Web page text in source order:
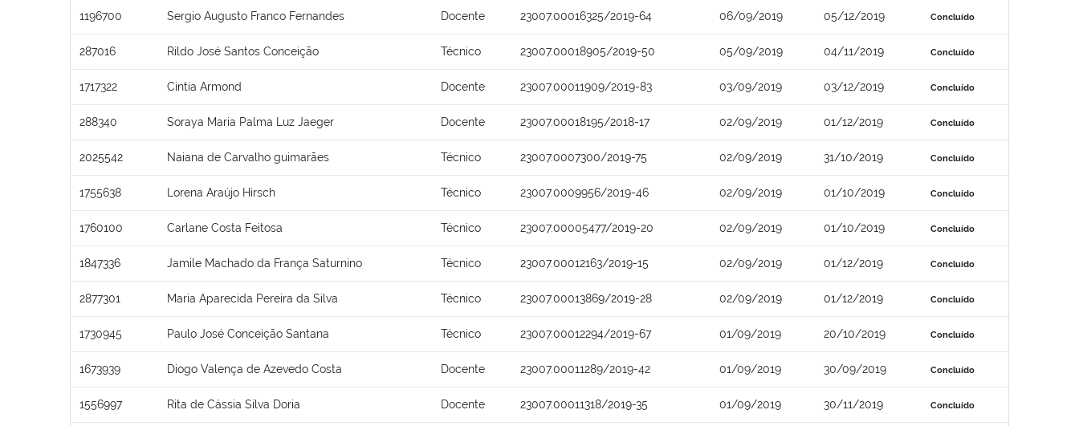
1196700 Sergio Augusto Franco Fernandes Docente 23007.00016325/2019-64 06/09/2019 05/12/2019 Concluído
287016 Rildo José Santos Conceição Técnico 23007.00018905/2019-50 05/09/2019 04/11/2019 Concluído
1717322 Cintia Armond Docente 23007.00011909/2019-83 03/09/2019 03/12/2019 Concluído
288340 Soraya Maria Palma Luz Jaeger Docente 23007.00018195/2018-17 02/09/2019 01/12/2019 Concluído
2025542 Naiana de Carvalho guimarães Técnico 23007.0007300/2019-75 02/09/2019 31/10/2019 Concluído
1755638 Lorena Araújo Hirsch Técnico 23007.0009956/2019-46 02/09/2019 01/10/2019 Concluído
1760100 Carlane Costa Feitosa Técnico 23007.00005477/2019-20 02/09/2019 01/10/2019 Concluído
1847336 Jamile Machado da França Saturnino Técnico 23007.00012163/2019-15 02/09/2019 01/12/2019 Concluído
2877301 Maria Aparecida Pereira da Silva Técnico 23007.00013869/2019-28 02/09/2019 01/12/2019 Concluído
1730945 Paulo José Conceição Santana Técnico 23007.00012294/2019-67 01/09/2019 20/10/2019 Concluído
1673939 Diogo Valença de Azevedo Costa Docente 23007.00011289/2019-42 01/09/2019 30/09/2019 Concluído
1556997 Rita de Cássia Silva Doria Docente 23007.00011318/2019-35 01/09/2019 30/11/2019 Concluído